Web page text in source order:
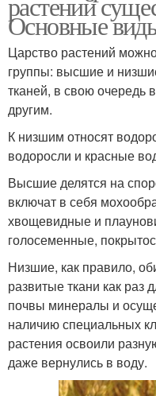
Основные
Царство растений
группы: высшие и
тканей, в свою очередь
другим.
К низшим относят
водоросли и красные
Высшие делятся на
включат в себя
хвощевидные и
голосеменные,
Низшие, как правило,
развитые ткани как раз
почвы минералы и
наличию специальных
растения освоили
даже вернулись в воду.